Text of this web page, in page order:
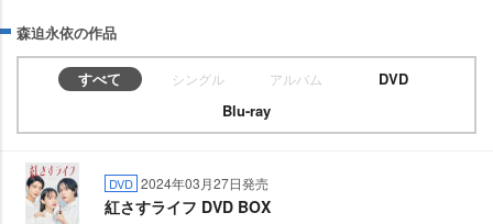
森迫永依の作品
すべて シングル アルバム
DVD
Blu-ray
DVD 2024年03月27日発売
紅さすライフ DVD BOX